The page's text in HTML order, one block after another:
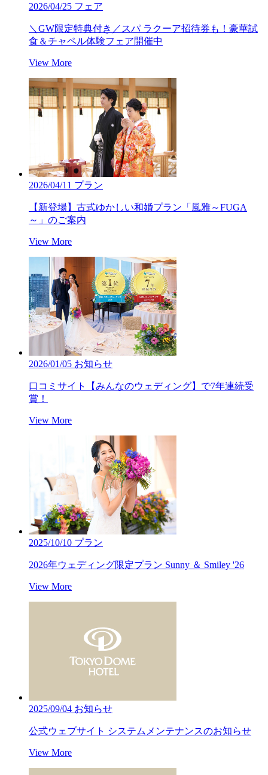
2026/04/25 フェア
＼GW限定特典付き／スパ ラクーア招待券も！豪華試
食＆チャペル体験フェア開催中
View More
2026/04/11 プラン
【新登場】古式ゆかしい和婚プラン「風雅～FUGA
～」のご案内
View More
2026/01/05 お知らせ
口コミサイト【みんなのウェディング】で7年連続受
賞！
View More
2025/10/10 プラン
2026年ウェディング限定プラン Sunny ＆ Smiley '26
View More
2025/09/04 お知らせ
公式ウェブサイト システムメンテナンスのお知らせ
View More